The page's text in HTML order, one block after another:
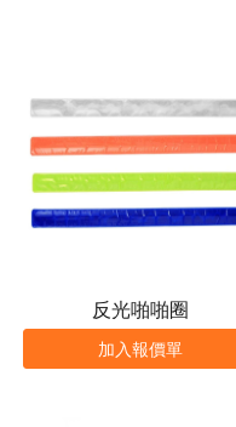
反光啪啪圈
加入報價單